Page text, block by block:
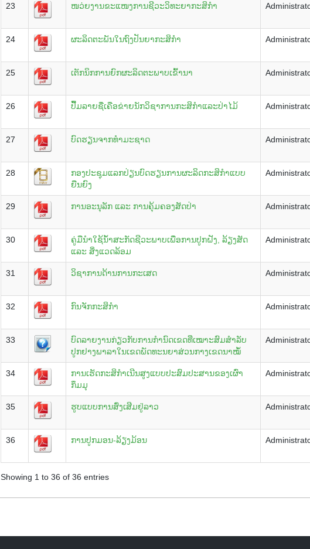
23 ໜວ່ຍງານຂະແໜງການຊີວະວິທະຍາກະສິກຳ
24 ຜະລິດຕະພັນໃນຖົງປັນຍາກະສິກຳ
25 ເຕັກນິກການຍົກຜະລິດຕະພາບເຂົ້ານາ
26 ປື້ມລາຍຊື່ເຄືອຂ່າຍນັກວິຊາການກະສິກຳແລະປ່າໄມ້
27 ບົດຮຽນຈາກທຳມະຊາດ
28
ກອງປະຊຸມແລກປ່ຽນບົດຮຽນການຜະລິດກະສິກຳແບບ
ຍືນຍົງ
29 ການອະນຸລັກ ແລະ ການຄຸ້ມຄອງສັດປ່າ
30
ຄູ່ມືນຳໃຊ້ນໍ້າສະກັດຊີວະພາບເພື່ອການປູກຝັງ, ລ້ຽງສັດ
ແລະ ສິ່ງແວດລ້ອມ
31 ວິຊາການດ້ານການກະເສດ
32 ກົນຈັກກະສິກຳ
33
ບົດລາຍງານກ່ຽວກັບການກຳນົດເຂດທີ່ເໝາະສົມສຳລັບ
ປູກຢາງພາລາໃນເຂດພັດທະນຍາສ່ວນກາງເຂດນາໝໍ້
34
ການເຮັດກະສິກຳເນີນສູງແບບປະສົມປະສານຂອງເຜົ່າ
ກຶມມຸ
35 ຮູບແບບການສົ່ງເສີມຢູ່ລາວ
36 ການປູກມອນ-ລ້ຽງມ້ອນ
Showing 1 to 36 of 36 entries